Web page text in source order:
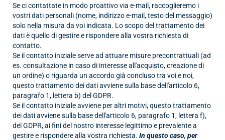
Se ci contattate in modo proattivo via e-mail, raccoglieremo i
vostri dati personali (nome, indirizzo e-mail, testo del messaggio)
solo nella misura da voi indicata. Lo scopo del trattamento dei
dati è quello di gestire e rispondere alla vostra richiesta di
contatto.
Se il contatto iniziale serve ad attuare misure precontrattuali (ad
es. consultazione in caso di interesse all'acquisto, creazione di
un ordine) o riguarda un accordo già concluso tra voi e noi,
questo trattamento dei dati avviene sulla base dell'articolo 6,
paragrafo 1, lettera b) del GDPR.
Se il contatto iniziale avviene per altri motivi, questo trattamento
dei dati avviene sulla base dell'articolo 6, paragrafo 1, lettera f),
del GDPR, ai fini del nostro interesse legittimo e prevalente a
gestire e rispondere alla vostra richiesta. In questo caso, per